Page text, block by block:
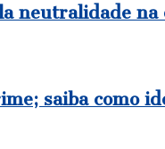
neutralidade na
saiba como